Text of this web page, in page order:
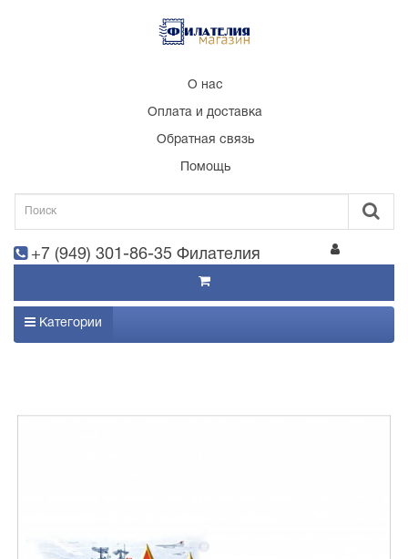
О нас
Оплата и доставка
Обратная связь
Помощь
+7 (949) 301-86-35 Филателия
Категории